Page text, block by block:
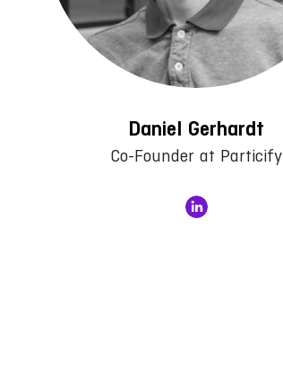
Daniel Gerhardt
Co-Founder at Particify